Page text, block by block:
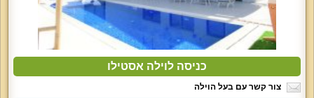
כניסה לוילה אסטילו
צור קשר עם בעל הוילה